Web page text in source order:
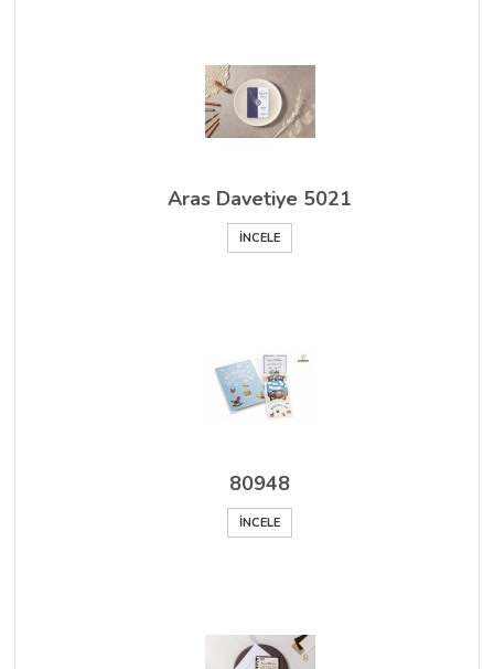
Aras Davetiye 5021
İNCELE
80948
İNCELE